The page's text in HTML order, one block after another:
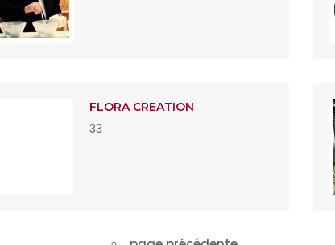
FLORA CREATION
33